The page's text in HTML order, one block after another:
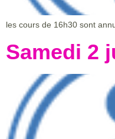
les cours de 16h30 sont
Samedi 2